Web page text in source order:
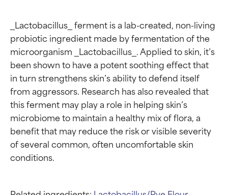
_Lactobacillus_ ferment is a lab-created, non-living
probiotic ingredient made by fermentation of the
microorganism _Lactobacillus_. Applied to skin, it’s
been shown to have a potent soothing effect that
in turn strengthens skin’s ability to defend itself
from aggressors. Research has also revealed that
this ferment may play a role in helping skin’s
microbiome to maintain a healthy mix of flora, a
benefit that may reduce the risk or visible severity
of several common, often uncomfortable skin